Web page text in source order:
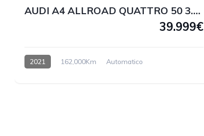
AUDI A4 ALLROAD QUATTRO 50 3.0 V6 TDI 286 CV
39.999€
2021 162,000Km Automatico